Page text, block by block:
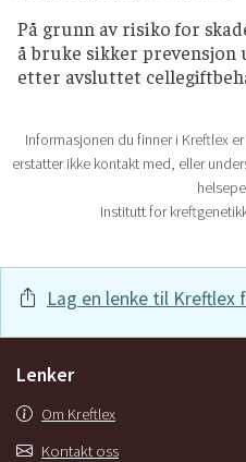
På grunn av risiko for
å bruke sikker
etter avsluttet
Informasjonen du finner i Kreftlex
erstatter ikke kontakt med, eller
Institutt for
Lag en lenke til Kreftlex
Lenker
Om Kreftlex
Kontakt oss